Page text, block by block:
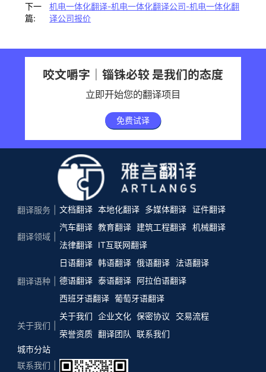
下一
篇:
机电一体化翻译-机电一体化翻译公司-机电一体化翻
译公司报价
咬文嚼字｜锱铢必较 是我们的态度
立即开始您的翻译项目
免费试译
翻译服务 文档翻译 本地化翻译 多媒体翻译 证件翻译
翻译领域
汽车翻译 教育翻译 建筑工程翻译 机械翻译
法律翻译
IT互联网翻译
翻译语种
日语翻译 韩语翻译 俄语翻译
法语翻译
德语翻译 泰语翻译 阿拉伯语翻译
西班牙语翻译 葡萄牙语翻译
关于我们
关于我们 企业文化 保密协议
交易流程
荣誉资质 翻译团队
联系我们
城市分站
联系我们